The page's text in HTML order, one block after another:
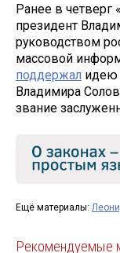
Ранее в четверг
президент
руководством
массовой
поддержал идею
Владимира
звание
Ещё материалы:
Рекомендуемые